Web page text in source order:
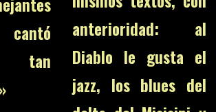
tan
anterioridad: al
Diablo le gusta el
jazz, los blues del